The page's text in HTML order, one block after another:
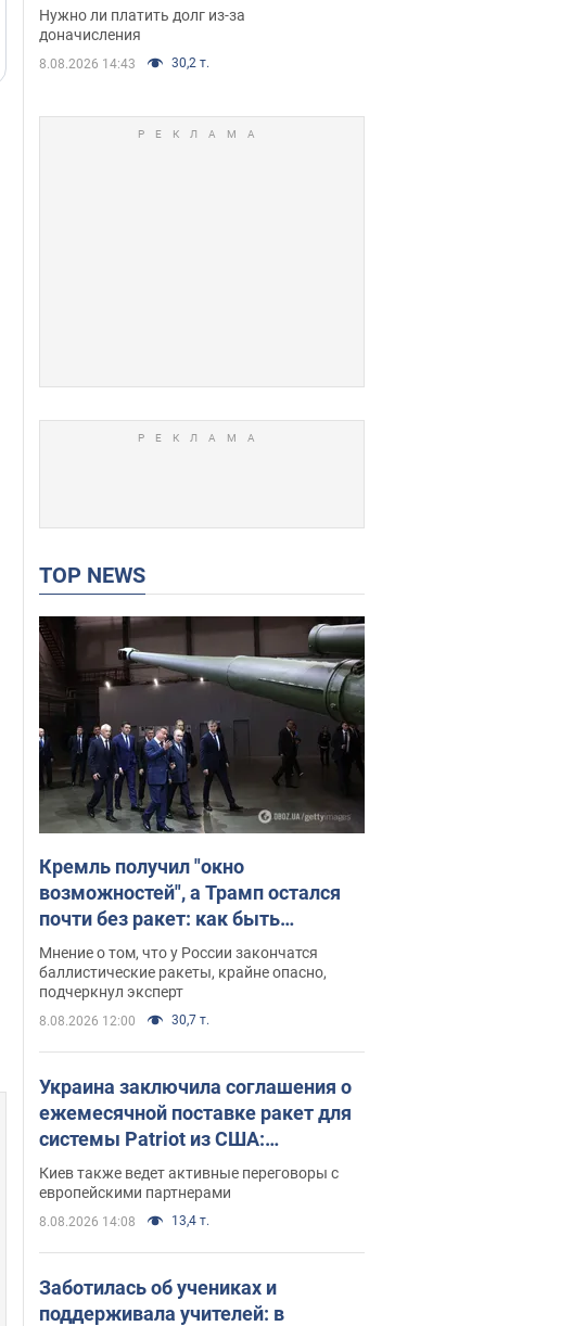
судья вынес
неожиданное решение
Нужно ли платить долг из-за
доначисления
8.08.2026 14:43 30,2 т.
TOP NEWS
Кремль получил "окно
возможностей", а Трамп остался
почти без ракет: как быть
Украине? Интервью с Мельником
Мнение о том, что у России закончатся
баллистические ракеты, крайне опасно,
подчеркнул эксперт
8.08.2026 12:00 30,7 т.
Украина заключила соглашения о
ежемесячной поставке ракет для
системы Patriot из США:
Зеленский раскрыл подробности
Киев также ведет активные переговоры с
европейскими партнерами
8.08.2026 14:08 13,4 т.
Заботилась об учениках и
поддерживала учителей: в